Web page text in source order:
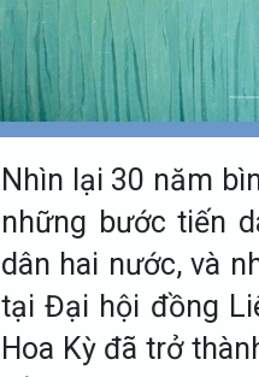
Nhìn lại 30 năm
những bước tiến
dân hai nước, và
tại Đại hội đồng
Hoa Kỳ đã trở